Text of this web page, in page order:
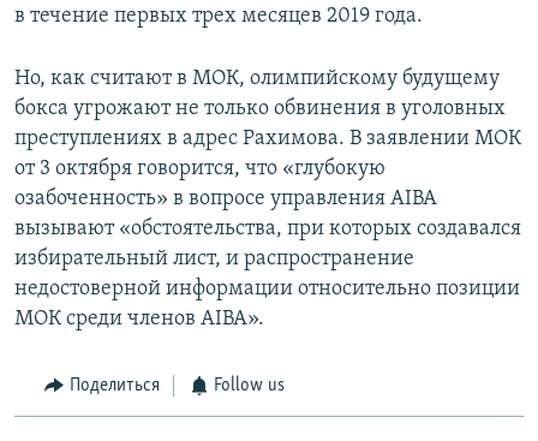
в течение первых трех месяцев 2019 года.
Но, как считают в МОК, олимпийскому будущему
бокса угрожают не только обвинения в уголовных
преступлениях в адрес Рахимова. В заявлении МОК
от 3 октября говорится, что «глубокую
озабоченность» в вопросе управления AIBA
вызывают «обстоятельства, при которых создавался
избирательный лист, и распространение
недостоверной информации относительно позиции
МОК среди членов AIBA».
Поделиться Follow us